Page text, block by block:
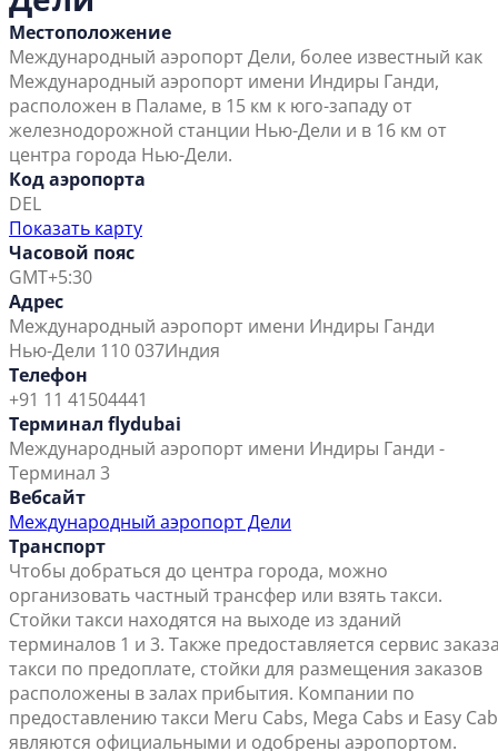
Местоположение
Международный аэропорт Дели, более известный как
Международный аэропорт имени Индиры Ганди,
расположен в Паламе, в 15 км к юго-западу от
железнодорожной станции Нью-Дели и в 16 км от
центра города Нью-Дели.
Код аэропорта
DEL
Показать карту
Часовой пояс
GMT+5:30
Адрес
Международный аэропорт имени Индиры Ганди
Нью-Дели 110 037Индия
Телефон
+91 11 41504441
Терминал flydubai
Международный аэропорт имени Индиры Ганди -
Терминал 3
Вебсайт
Международный аэропорт Дели
Транспорт
Чтобы добраться до центра города, можно
организовать частный трансфер или взять такси.
Стойки такси находятся на выходе из зданий
терминалов 1 и 3. Также предоставляется сервис
такси по предоплате, стойки для размещения заказов
расположены в залах прибытия. Компании по
предоставлению такси Meru Cabs, Mega Cabs и Easy
являются официальными и одобрены аэропортом.